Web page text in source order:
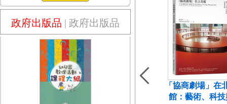
政府出版品 | 政府出版品
「協商劇場」在
館：藝術、科技